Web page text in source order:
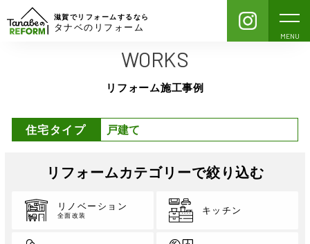
滋賀でリフォームするなら
タナベのリフォーム
MENU
WORKS
リフォーム施工事例
住宅タイプ
リフォームカテゴリーで絞り込む
リノベーション
全面改装 キッチン